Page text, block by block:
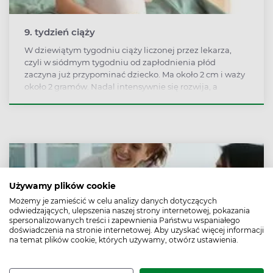
Używamy plików cookie
Możemy je zamieścić w celu analizy danych dotyczących
odwiedzających, ulepszenia naszej strony internetowej, pokazania
spersonalizowanych treści i zapewnienia Państwu wspaniałego
doświadczenia na stronie internetowej. Aby uzyskać więcej informacji
na temat plików cookie, których używamy, otwórz ustawienia.
9. tydzień ciąży
W dziewiątym tygodniu ciąży liczonej przez lekarza,
czyli w siódmym tygodniu od zapłodnienia płód
zaczyna już przypominać dziecko. Ma około 2 cm i waży
około 2 gramów. Nadal intensywnie się rozwija, a